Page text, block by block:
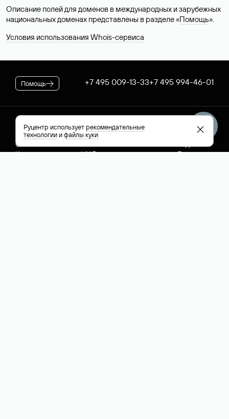
Описание полей для доменов в международных и зарубежных
национальных доменах представлены в разделе «Помощь».
Условия использования Whois-сервиса
Помощь +7 495 009-13-33+7 495 994-46-01
Руцентр
О компании
Контакты
Социальные сети
Вконтакте
VK Видео
РБК: последние
новости России и
Руцентр используетрекомендательные
технологииифайлы куки